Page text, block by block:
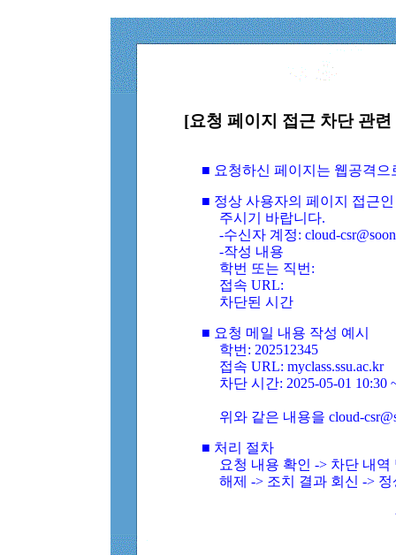
[요청 페이지 접근 차단 관
■ 요청하신 페이지는 웹공격
■ 정상 사용자의 페이지 접근
주시기 바랍니다.
-수신자 계정: cloud-
-작성 내용
학번 또는 직번:
접속 URL:
차단된 시간
■ 요청 메일 내용 작성 예시
학번: 202512345
접속 URL: myclass.ssu.ac.kr
차단 시간: 2025-05-01 10:30
위와 같은 내용을 cloud-
■ 처리 절차
요청 내용 확인 -> 차단 내
해제 -> 조치 결과 회신 ->